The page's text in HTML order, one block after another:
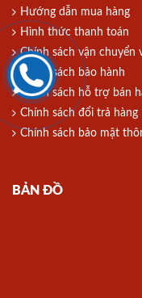
Hướng dẫn mua hàng
Hình thức thanh toán
Chính sách vận chuyển
Chính sách bảo hành
Chính sách hỗ trợ bán
Chính sách đổi trả hàng
Chính sách bảo mật
BẢN ĐỒ